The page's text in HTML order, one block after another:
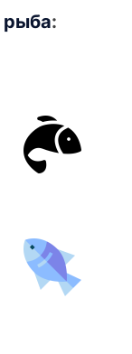
рыба: